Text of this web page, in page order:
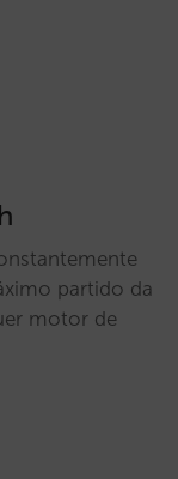
partido da
motor de